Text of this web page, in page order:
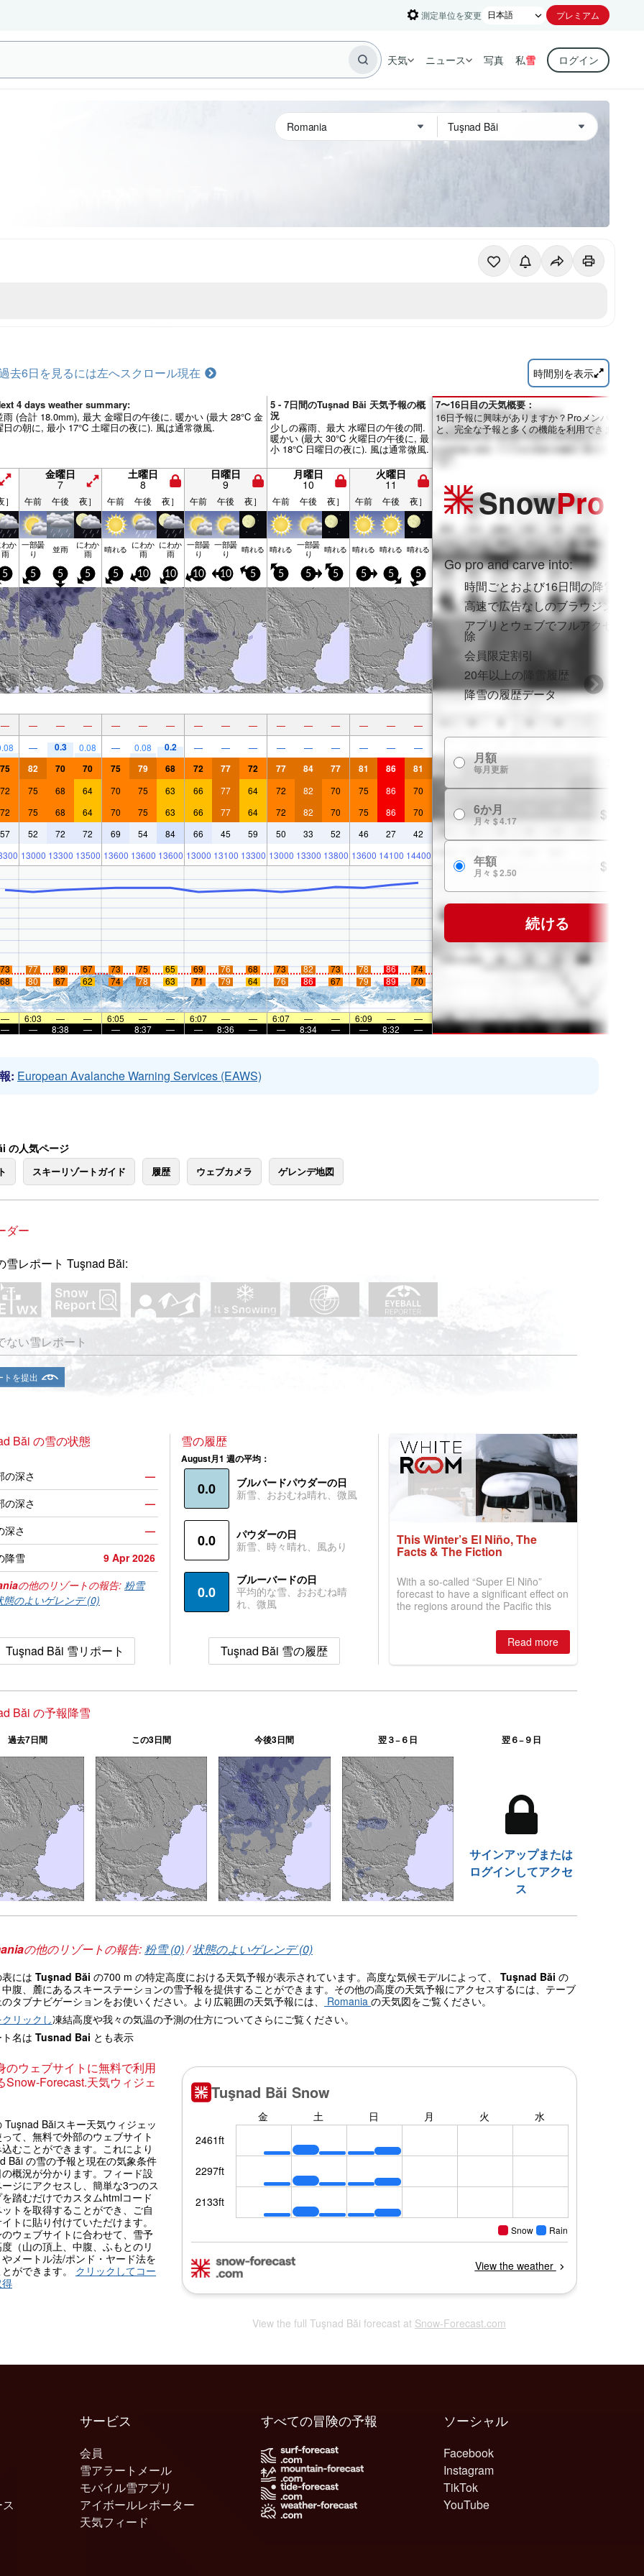
測定単位を変更 プレミアム
天気 ニュース 写真 私雪 ログイン
去6日を見るには左へスクロール現在 時間別を表示
4 days weather summary:
雨 (合計 18.0mm), 最大 金曜日の午後に. 暖かい (最大 28°C 金
日の朝に, 最小 17°C 土曜日の夜に). 風は通常微風.
5 - 7日間のTuşnad Băi 天気予報の概
況
少しの霧雨、最大 水曜日の午後の間.
暖かい (最大 30°C 火曜日の午後に, 最
小 18°C 日曜日の夜に). 風は通常微風.
金曜日
7
土曜日
8
日曜日
9
月曜日
10
火曜日
11
］ 午前 午後 夜］ 午前 午後 夜］ 午前 午後 夜］ 午前 午後 夜］ 午前 午後 夜］
か
雨
一部曇
り 並雨 にわか
雨 晴れる にわか
雨
にわか
雨
一部曇
り
一部曇
り 晴れる 晴れる 一部曇
り 晴れる 晴れる 晴れる 晴れる
5 5 5 5 5 10 10 10 10 5 5 5 5 5 5 5
— — — — — — — — — — — — — — —
—
— 0.3 0.08 — 0.08 0.2 — — — — — — — — —
75 82 70 70 75 79 68 72 77 72 77 84 77 81 86 81
72 75 68 64 70 75 63 66 77 64 72 82 70 75 86
70
72
75 68 64 70 75 63 66 77 64 72 82 70 75 86
70
57
52 72 72 69 54 84 66 45 59 50 33 52 46 27
42
13000 13300 13500 13600 13600 13600 13000 13100 13300 13000 13300 13800 13600 14100 14400
73 77 69 67 73 75 65 69 76 68 73 82 73 78 86
74
68
80 67 62 74 78 63 71 79 64 76 86 67 79 89 70
— 6:03 — — 6:05 — — 6:07 — — 6:07 — — 6:09 —
—
—
— 8:38 — — 8:37 — — 8:36 — — 8:34 — — 8:32 —
7〜16日目の天気概要：
16日予報に興味がありますか？Proメンバーにな
と、完全な予報と多くの機能を利用できます。
SnowPro
Go pro and carve into:
時間ごとおよび16日間の降雪予報
高速で広告なしのブラウジング
アプリとウェブでフルアクセスを
除
会員限定割引
20年以上の降雪履歴
降雪の履歴データ
月額
毎月更新
6か月
月々 $ 4.17 $ 24.99
年額
月々 $ 2.50 $ 29.99
続ける
: European Avalanche Warning Services (EAWS)
の人気ページ
スキーリゾートガイド 履歴 ウェブカメラ ゲレンデ地図
ダー
雪レポート Tuşnad Băi:
ない雪レポート
トを提出
Băi の雪の状態
の深さ
—
の深さ
—
深さ
—
降雪
9 Apr 2026
の他のリゾートの報告: 粉雪
態のよいゲレンデ (0)
Tuşnad Băi 雪リポート
雪の履歴
August月1 週の平均：
0.0
ブルバードパウダーの日
新雪、おおむね晴れ、微風
0.0
パウダーの日
新雪、時々晴れ、風あり
0.0
ブルーバードの日
平均的な雪、おおむね晴
れ、微風
Tuşnad Băi 雪の履歴
This Winter’s El Niño, The
Facts & The Fiction
With a so-called “Super El Niño”
forecast to have a significant effect on
the regions around the Pacific this
is simple: book now or wait, and
where are the best odds?Read more
Băi の予報降雪
過去7日間 この3日間 今後3日間 翌３−６日 翌６−９日
サインアップまたは
ログインしてアクセ
ス
の他のリゾートの報告:粉雪 (0)/状態のよいゲレンデ (0)
には Tuşnad Băi の700 m の特定高度における天気予報が表示されています。高度な気候モデルによって、 Tuşnad Băi の
腹、麓にあるスキーステーションの雪予報を提供することができます。その他の高度の天気予報にアクセスするには、テーブ
タブナビゲーションをお使いください。より広範囲の天気予報には、
Romania の天気図をご覧ください。
リックし凍結高度や我々の気温の予測の仕方についてさらにご覧ください。
名は Tusnad Bai とも表示
のウェブサイトに無料で利用
Snow-Forecast.天気ウィジェ
Tuşnad Băiスキー天気ウィジェッ
て、無料で外部のウェブサイト
むことができます。これにより
Băi の雪の予報と現在の気象条件
概況が分かります。フィード設
ジにアクセスし、簡単な3つのス
踏むだけでカスタムhtmlコード
トを取得することができ、ご自
トに貼り付けていただけます。
ウェブサイトに合わせて、雪予
（山の頂上、中腹、ふもとのリ
メートル法/ポンド・ヤード法を
ができます。 クリックしてコー
View the full Tuşnad Băi forecast at Snow-Forecast.com
サービス
会員
雪アラートメール
モバイル雪アプリ
アイボールレポーター
天気フィード
ソーシャル
Facebook
Instagram
TikTok
YouTube
すべての冒険の予報